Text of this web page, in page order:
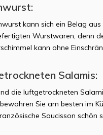
kann sich ein Belag
Wurstwaren, denn
kann ohne
Salamis:
die luftgetrockneten
Sie am besten im
Saucisson schön